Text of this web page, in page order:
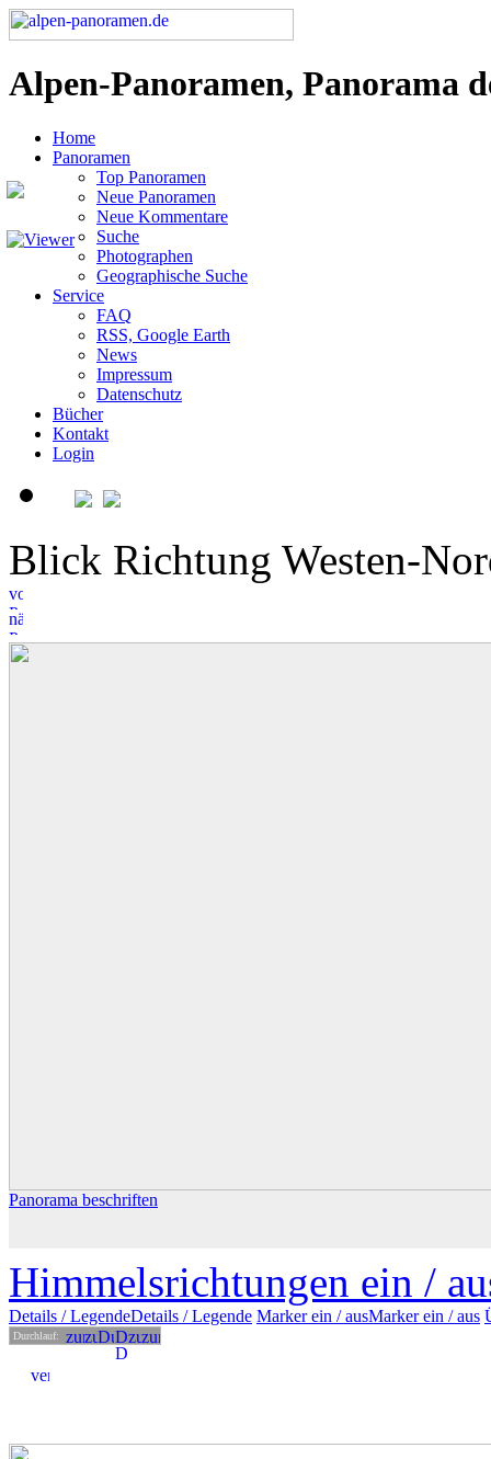
Alpen-Panoramen, Panorama
Home
Panoramen
Top Panoramen
Neue Panoramen
Neue Kommentare
Suche
Photographen
Geographische Suche
Service
FAQ
RSS, Google Earth
News
Impressum
Datenschutz
Bücher
Kontakt
Login
Blick Richtung Westen-
Panorama beschriften
Himmelsrichtungen ein /
Details / LegendeDetails /Legende Marker ein /ausMarkerein / aus
Durchlauf: